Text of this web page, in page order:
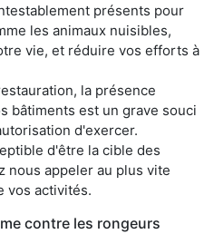
présents pour
les animaux nuisibles,
vie, et réduire vos efforts à
la présence
bâtiments est un grave souci
d'exercer.
d'être la cible des
nous appeler au plus vite
vos activités.
contre les rongeurs